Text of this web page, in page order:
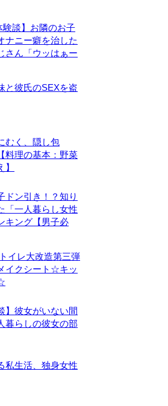
験談】お隣のお子
ナニー癖を治した
さん「ウッはぁー
と彼氏のSEXを盗
むく、隠し包
の基本：野菜
ドン引き！？知り
「一人暮らし女性
キング【男子必
イレ大改造第三弾
イクシート☆キッ
】彼女がいない間
暮らしの彼女の部
私生活、独身女性